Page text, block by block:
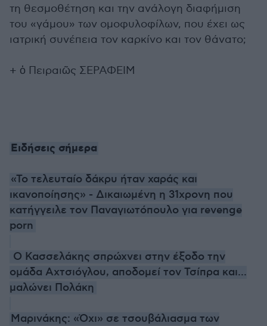
τη θεσμοθέτηση και την ανάλογη διαφήμιση
του «γάμου» των ομοφυλοφίλων, που έχει ως
ιατρική συνέπεια τον καρκίνο και τον θάνατο;
+ ὁ Πειραιῶς ΣΕΡΑΦΕΙΜ
Ειδήσεις σήμερα
«Το τελευταίο δάκρυ ήταν χαράς και
ικανοποίησης» - Δικαιωμένη η 31χρονη που
κατήγγειλε τον Παναγιωτόπουλο για revenge
porn
O Κασσελάκης σπρώχνει στην έξοδο την
ομάδα Αχτσιόγλου, αποδομεί τον Τσίπρα και...
μαλώνει Πολάκη
Μαρινάκης: «Όχι» σε τσουβάλιασμα των